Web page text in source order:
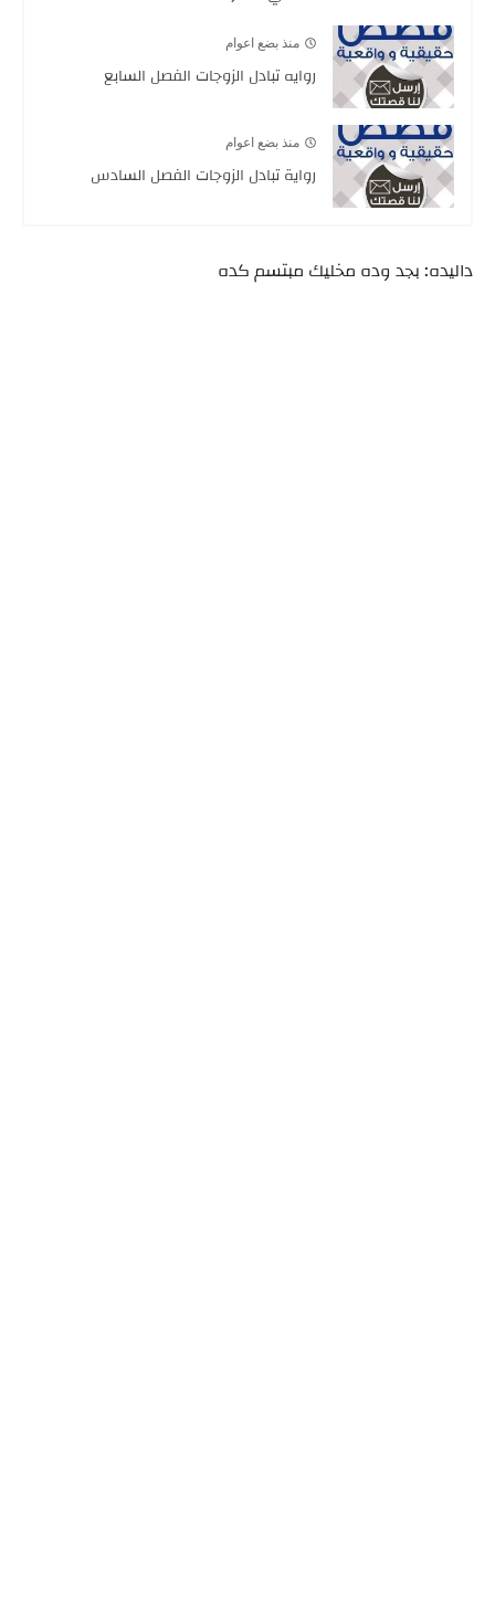
منذ بضع اعوام
روايه تبادل الزوجات الفصل السابع
منذ بضع اعوام
رواية تبادل الزوجات الفصل السادس
داليده: بجد وده مخليك مبتسم كده